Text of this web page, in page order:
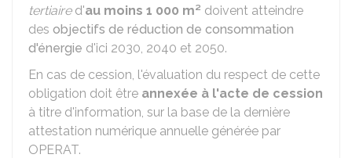
tertiaired'au moins 1 000 m² doivent atteindre
des objectifs de réduction de consommation
d'énergie d'ici 2030, 2040 et 2050.
En cas de cession, l'évaluation du respect de cette
obligation doit être annexée à l'acte de cession
à titre d'information, sur la base de la dernière
attestation numérique annuelle générée par
OPERAT.